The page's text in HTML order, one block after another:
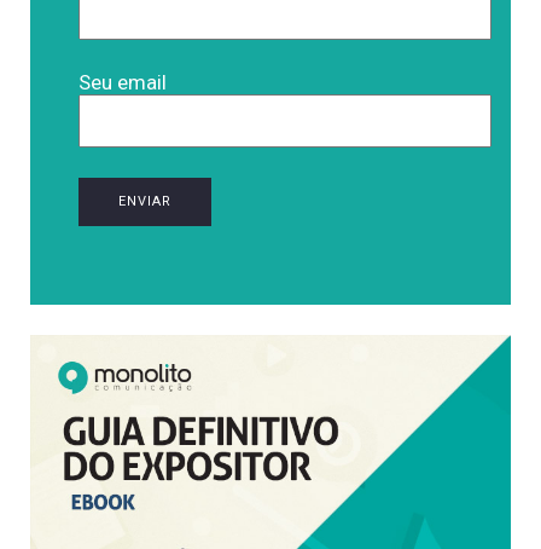
Seu email